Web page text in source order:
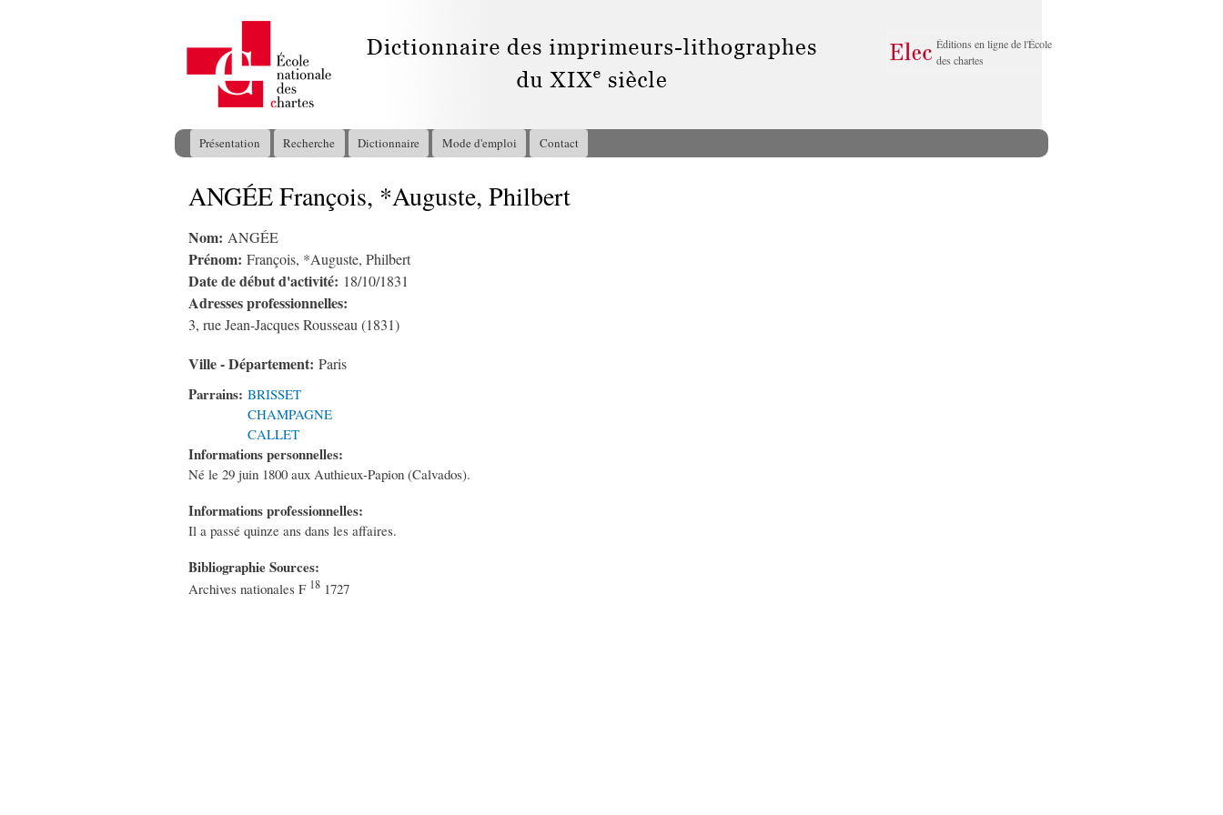
principal
Éditions en ligne de l'École
des chartes
Menu principal
Présentation Recherche Dictionnaire Mode d'emploi Contact
Vous êtes ici
ANGÉE François, *Auguste, Philbert
Nom: ANGÉE
Prénom: François, *Auguste, Philbert
Date de début d'activité: 18/10/1831
Adresses professionnelles:
3, rue Jean-Jacques Rousseau (1831)
Ville - Département: Paris
Parrains: BRISSET
CHAMPAGNE
CALLET
Informations personnelles:
Né le 29 juin 1800 aux Authieux-Papion (Calvados).
Informations professionnelles:
Il a passé quinze ans dans les affaires.
Bibliographie Sources:
Archives nationales F 18 1727